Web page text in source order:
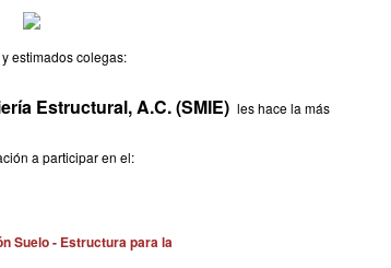
estimados colegas:
Estructural, A.C. (SMIE) les hace la más
a participar en el:
Suelo - Estructura para la